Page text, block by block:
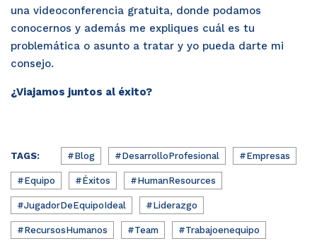
una videoconferencia gratuita, donde podamos
conocernos y además me expliques cuál es tu
problemática o asunto a tratar y yo pueda darte mi
consejo.
¿Viajamos juntos al éxito?
TAGS: #Blog #DesarrolloProfesional #Empresas
#Equipo #Éxitos #HumanResources
#JugadorDeEquipoIdeal #Liderazgo
#RecursosHumanos #Team #Trabajoenequipo